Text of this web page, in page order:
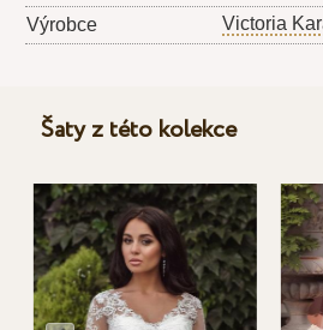
Výrobce
Victoria
Šaty z této kolekce